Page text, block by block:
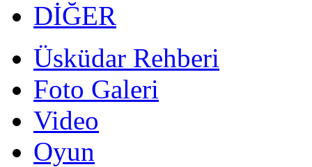
DİĞER
Üsküdar Rehberi
Foto Galeri
Video
Oyun